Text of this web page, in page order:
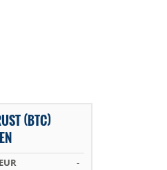
(BTC)
-